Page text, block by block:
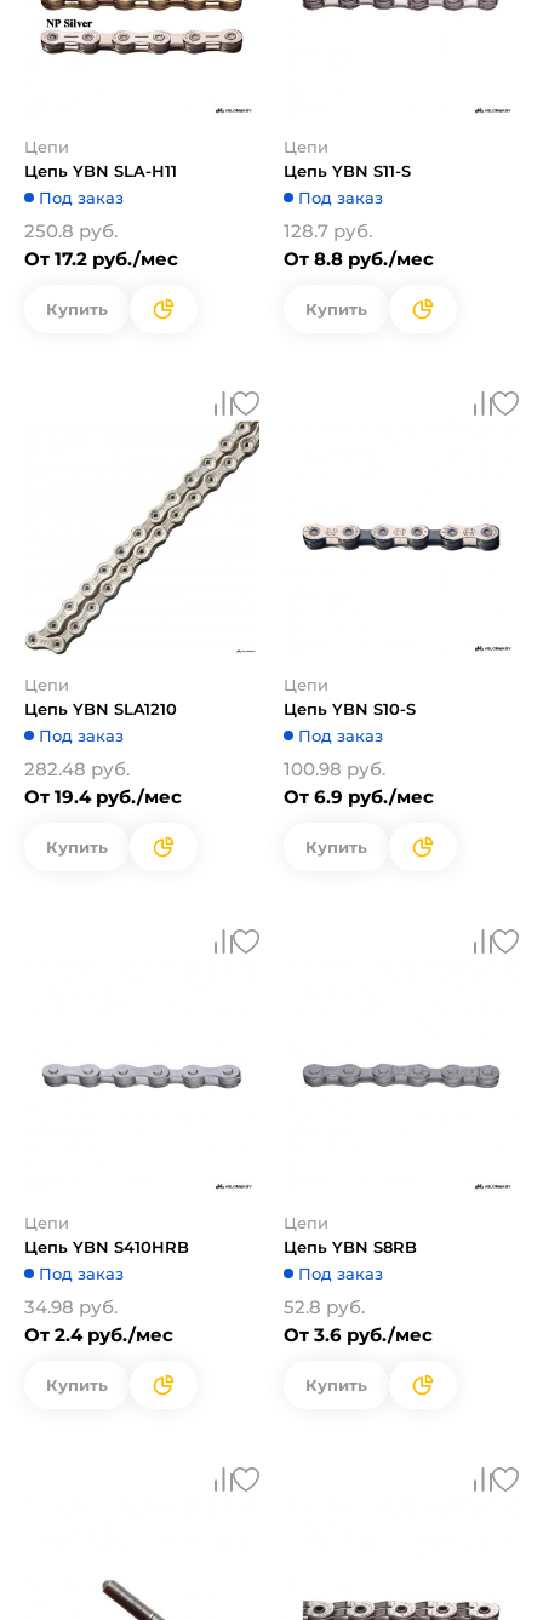
Цепи
Цепь YBN SLA-H11
Под заказ
250.8 руб.
От 17.2 руб./мес
Купить
Цепи
Цепь YBN S11-S
Под заказ
128.7 руб.
От 8.8 руб./мес
Купить
Цепи
Цепь YBN SLA1210
Под заказ
282.48 руб.
От 19.4 руб./мес
Купить
Цепи
Цепь YBN S10-S
Под заказ
100.98 руб.
От 6.9 руб./мес
Купить
Цепи
Цепь YBN S410HRB
Под заказ
34.98 руб.
От 2.4 руб./мес
Купить
Цепи
Цепь YBN S8RB
Под заказ
52.8 руб.
От 3.6 руб./мес
Купить